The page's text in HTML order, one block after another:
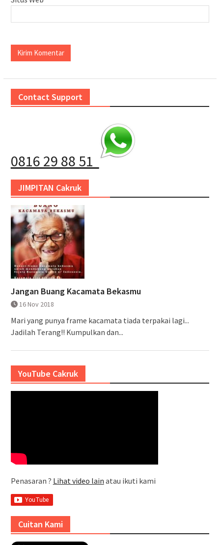
Contact Support
0816 29 88 51
JIMPITAN Cakruk
Jangan Buang Kacamata Bekasmu
16 Nov 2018
Mari yang punya frame kacamata tiada terpakai lagi...
Jadilah Terang!! Kumpulkan dan...
YouTube Cakruk
Penasaran ? Lihat video lain atau ikuti kami
Cuitan Kami